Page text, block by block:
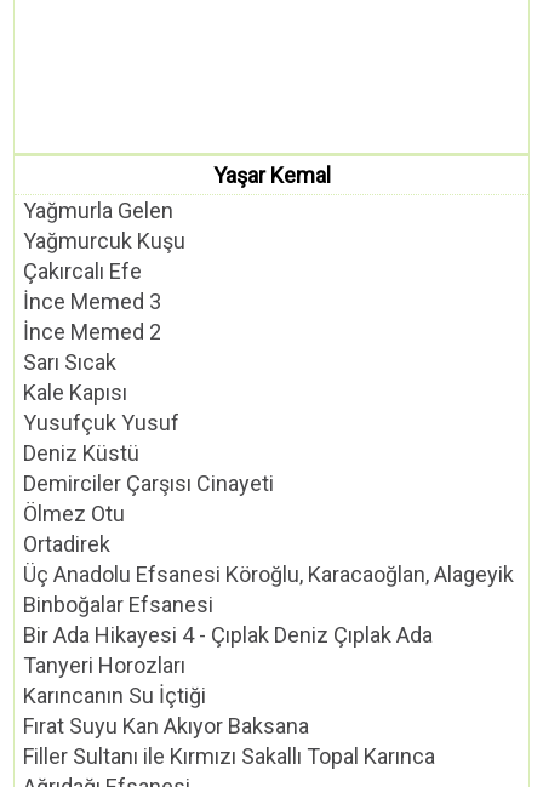
Yaşar Kemal
Yağmurla Gelen
Yağmurcuk Kuşu
Çakırcalı Efe
İnce Memed 3
İnce Memed 2
Sarı Sıcak
Kale Kapısı
Yusufçuk Yusuf
Deniz Küstü
Demirciler Çarşısı Cinayeti
Ölmez Otu
Ortadirek
Üç Anadolu Efsanesi Köroğlu, Karacaoğlan, Alageyik
Binboğalar Efsanesi
Bir Ada Hikayesi 4 - Çıplak Deniz Çıplak Ada
Tanyeri Horozları
Karıncanın Su İçtiği
Fırat Suyu Kan Akıyor Baksana
Filler Sultanı ile Kırmızı Sakallı Topal Karınca